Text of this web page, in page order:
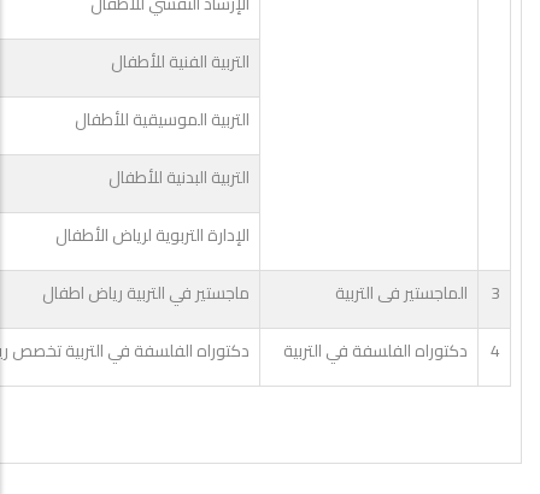
التربية الفنية للأطفال
التربية الموسيقية للأطفال
التربية البدنية للأطفال
الإدارة التربوية لرياض الأطفال
3
الماجستير فى التربية
ماجستير في التربية رياض اطفال
4
دكتوراه الفلسفة في التربية دكتوراه الفلسفة في التربية تخصص